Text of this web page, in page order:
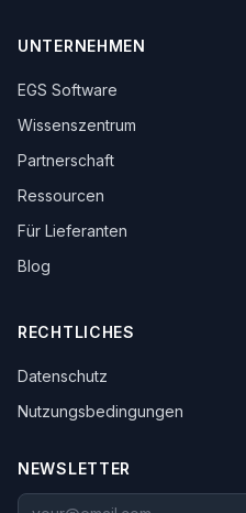
UNTERNEHMEN
EGS Software
Wissenszentrum
Partnerschaft
Ressourcen
Für Lieferanten
Blog
RECHTLICHES
Datenschutz
Nutzungsbedingungen
NEWSLETTER